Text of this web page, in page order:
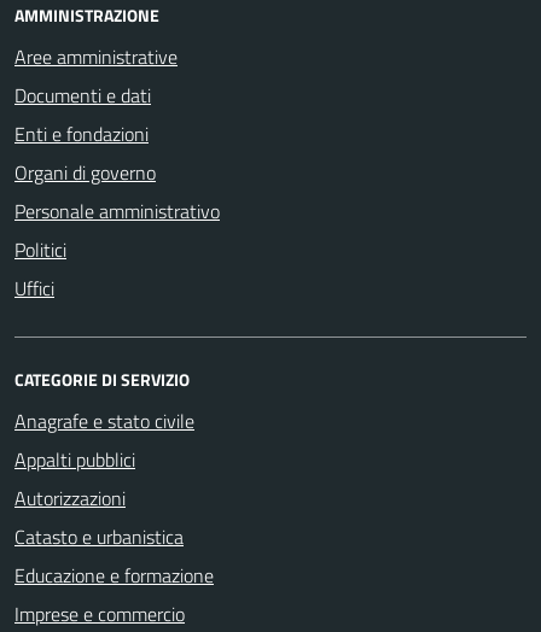
AMMINISTRAZIONE
Aree amministrative
Documenti e dati
Enti e fondazioni
Organi di governo
Personale amministrativo
Politici
Uffici
CATEGORIE DI SERVIZIO
Anagrafe e stato civile
Appalti pubblici
Autorizzazioni
Catasto e urbanistica
Educazione e formazione
Imprese e commercio